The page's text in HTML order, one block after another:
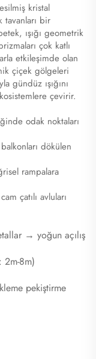
kristal
tavanları bir
ışığı geometrik
çok katlı
etkileşimde olan
çiçek gölgeleri
gündüz ışığını
çevirir.
odak noktaları
dökülen
rampalara
çatılı avluları
→ yoğun açılış
2m-8m)
pekiştirme​